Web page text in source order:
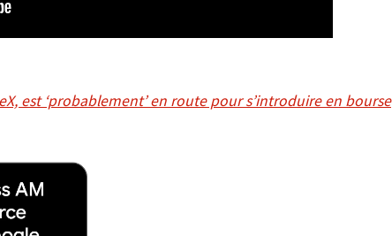
est ‘probablement’ en route pour s’introduire en bourse